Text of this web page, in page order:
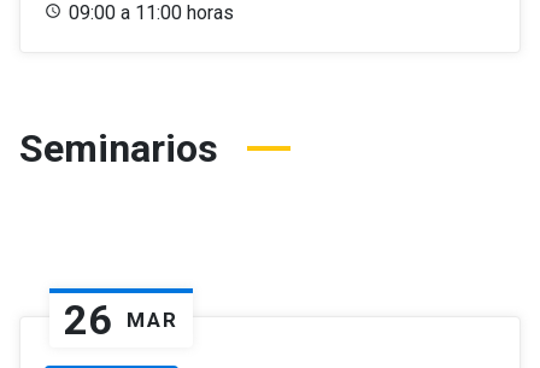
09:00 a 11:00 horas
Seminarios
26 MAR